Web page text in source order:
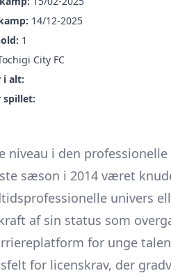
14/12-2025
1
City FC
i alt:
spillet:
niveau i den
sæson i 2014 været
univers
af sin status som
for unge
for licenskrav, der